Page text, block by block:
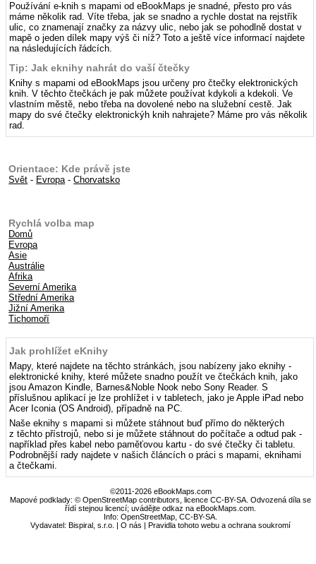
Používání e-knih s mapami od eBookMaps je snadné, přesto pro vás
máme několik rad. Víte třeba, jak se snadno a rychle dostat na rejstřík
ulic, co znamenají značky za názvy ulic, nebo jak se pohodlně dostat v
mapě o jeden dílek mapy výš či níž? Toto a ještě více informací najdete
na následujících řádcích.
Tip: Jak eknihy nahrát do vaší čtečky
Knihy s mapami od eBookMaps jsou určeny pro čtečky elektronických
knih. V těchto čtečkách je pak můžete používat kdykoli a kdekoli. Ve
vlastním městě, nebo třeba na dovolené nebo na služební cestě. Jak
mapy do své čtečky elektronickýh knih nahrajete? Máme pro vás několik
rad.
Orientace: Kde právě jste
Svět - Evropa-Chorvatsko
Rychlá volba map
Domů
Evropa
Asie
Austrálie
Afrika
Severní Amerika
Střední Amerika
Jižní Amerika
Tichomoří
Jak prohlížet eKnihy
Mapy, které najdete na těchto stránkách, jsou nabízeny jako eknihy -
elektronické knihy, které můžete snadno použít ve čtečkách knih, jako
jsou Amazon Kindle, Barnes&Noble Nook nebo Sony Reader. S
příslušnou aplikací je lze prohlížet i v tabletech, jako je Apple iPad nebo
Acer Iconia (OS Android), případně na PC.
Naše eknihy s mapami si můžete stáhnout buď přímo do některých
z těchto přístrojů, nebo si je můžete stáhnout do počítače a odtud pak -
například přes kabel nebo paměťovou kartu - do své čtečky či tabletu.
Podrobnější rady najdete v našich článcích o práci s mapami, eknihami
a čtečkami.
©2011-2026 eBookMaps.com
Mapové podklady: © OpenStreetMap contributors, licence CC-BY-SA. Odvozená díla se
řídí stejnou licencí; uvádějte odkaz na eBookMaps.com.
Info:OpenStreetMap ,CC-BY-SA
Vydavatel: Bispiral, s.r.o. |O nás |Pravidla tohoto webu a ochrana soukromí